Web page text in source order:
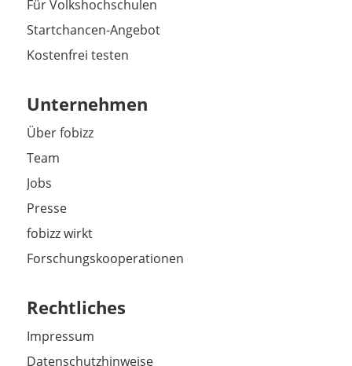
Für Volkshochschulen
Startchancen-Angebot
Kostenfrei testen
Unternehmen
Über fobizz
Team
Jobs
Presse
fobizz wirkt
Forschungskooperationen
Rechtliches
Impressum
Datenschutzhinweise